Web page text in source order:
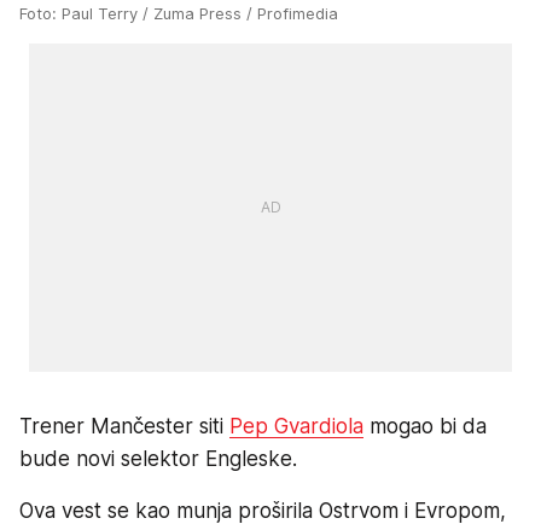
Foto: Paul Terry / Zuma Press / Profimedia
Trener Mančester siti Pep Gvardiola mogao bi da
bude novi selektor Engleske.
Ova vest se kao munja proširila Ostrvom i Evropom,